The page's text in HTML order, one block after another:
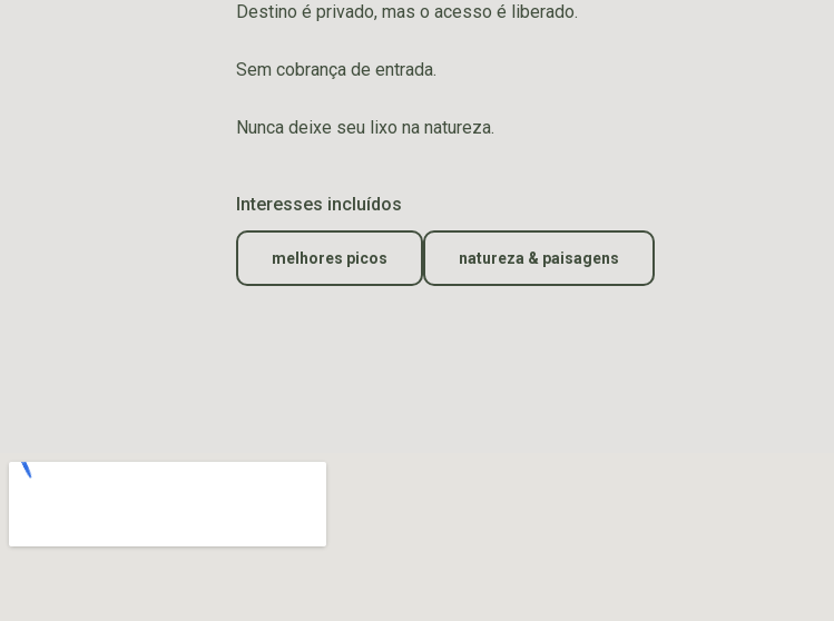
Destino é privado, mas o acesso é liberado.
Sem cobrança de entrada.
Nunca deixe seu lixo na natureza.
Interesses incluídos
melhores picos natureza & paisagens